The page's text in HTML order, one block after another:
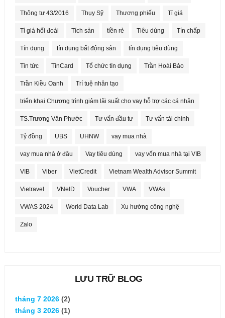
Thông tư 43/2016 Thụy Sỹ Thương phiếu Tỉ giá
Tỉ giá hối đoái Tích sản tiền rẻ Tiêu dùng Tín chấp
Tín dụng tín dụng bất động sản tín dụng tiêu dùng
Tin tức TinCard Tổ chức tín dụng Trần Hoài Bảo
Trần Kiều Oanh Trí tuệ nhân tạo
triển khai Chương trình giảm lãi suất cho vay hỗ trợ các cá nhân
TS.Trương Văn Phước Tư vấn đầu tư Tư vấn tài chính
Tỷ đồng UBS UHNW vay mua nhà
vay mua nhà ở đâu Vay tiêu dùng vay vốn mua nhà tại VIB
VIB Viber VietCredit Vietnam Wealth Advisor Summit
Vietravel VNeID Voucher VWA VWAs
VWAS 2024 World Data Lab Xu hướng công nghệ
Zalo
LƯU TRỮ BLOG
tháng 7 2026(2)
tháng 3 2026(1)